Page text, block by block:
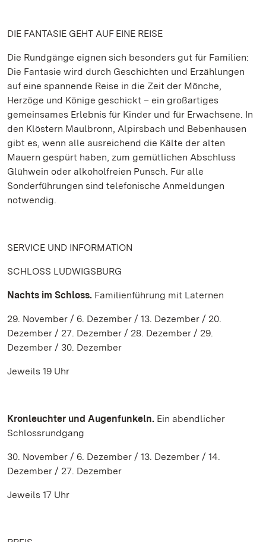
DIE FANTASIE GEHT AUF EINE REISE
Die Rundgänge eignen sich besonders gut für Familien:
Die Fantasie wird durch Geschichten und Erzählungen
auf eine spannende Reise in die Zeit der Mönche,
Herzöge und Könige geschickt – ein großartiges
gemeinsames Erlebnis für Kinder und für Erwachsene. In
den Klöstern Maulbronn, Alpirsbach und Bebenhausen
gibt es, wenn alle ausreichend die Kälte der alten
Mauern gespürt haben, zum gemütlichen Abschluss
Glühwein oder alkoholfreien Punsch. Für alle
Sonderführungen sind telefonische Anmeldungen
notwendig.
SERVICE UND INFORMATION
SCHLOSS LUDWIGSBURG
Nachts im Schloss. Familienführung mit Laternen
29. November / 6. Dezember / 13. Dezember / 20.
Dezember / 27. Dezember / 28. Dezember / 29.
Dezember / 30. Dezember
Jeweils 19 Uhr
Kronleuchter und Augenfunkeln. Ein abendlicher
Schlossrundgang
30. November / 6. Dezember / 13. Dezember / 14.
Dezember / 27. Dezember
Jeweils 17 Uhr